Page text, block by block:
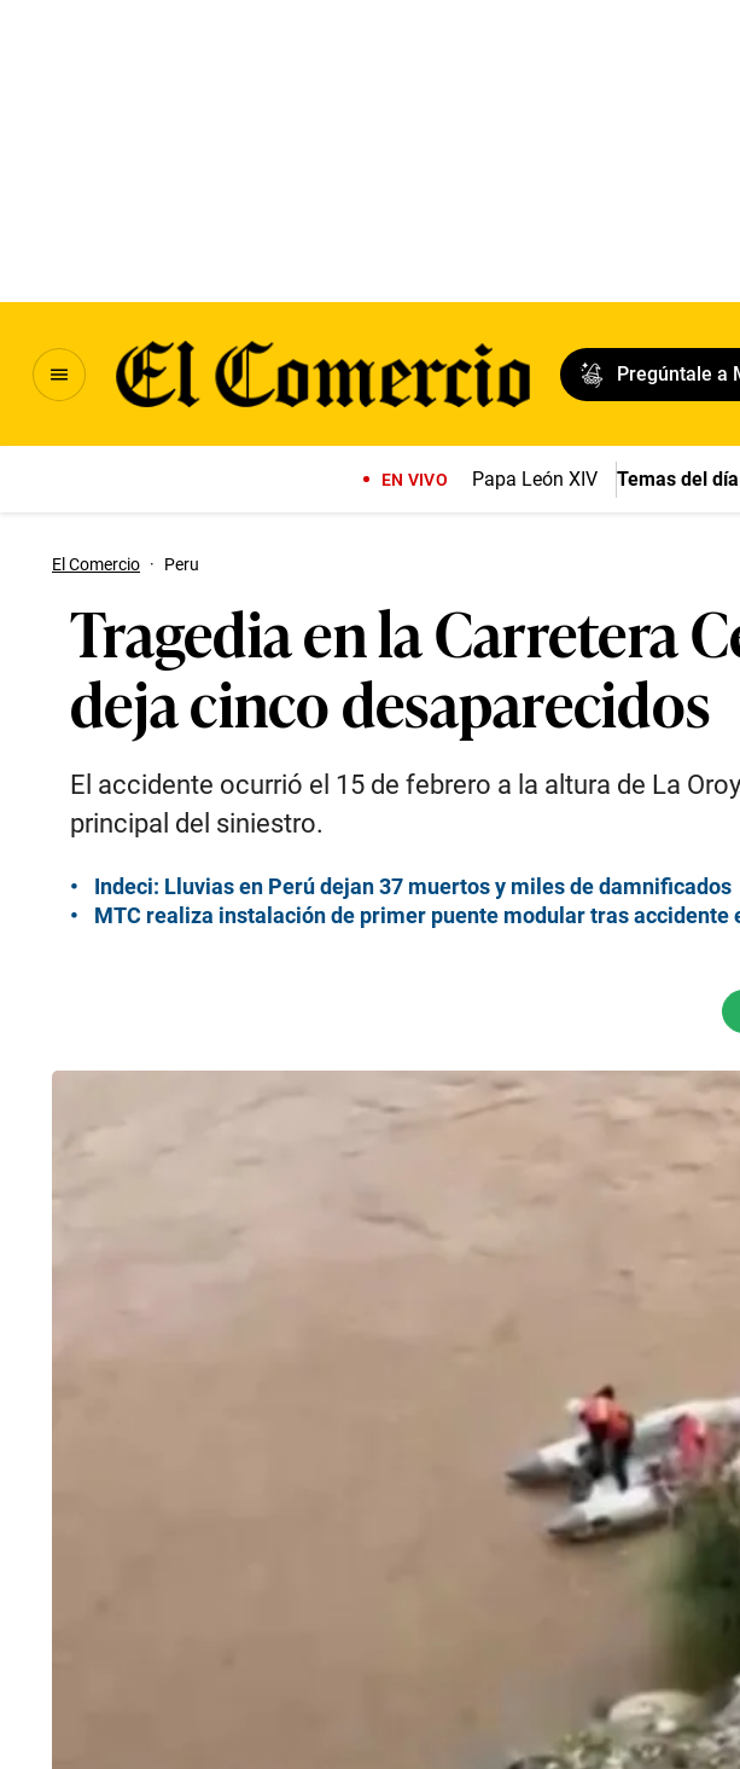
Pregúntale a
EN VIVO Papa León XIV Temas del día
El Comercio · Peru
Tragedia en la Carretera
deja cinco desaparecidos
El accidente ocurrió el 15 de febrero a la altura de La
principal del siniestro.
Indeci: Lluvias en Perú dejan 37 muertos y miles de damnificados
MTC realiza instalación de primer puente modular tras accidente